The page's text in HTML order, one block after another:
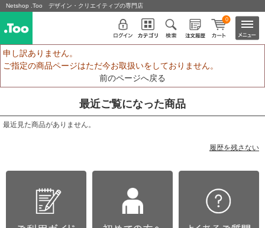
Netshop .Too デザイン・クリエイティブの専門店
0
申し訳ありません。
ご指定の商品ページはただ今お取扱いをしておりません。
前のページへ戻る
最近ご覧になった商品
最近見た商品がありません。
履歴を残さない